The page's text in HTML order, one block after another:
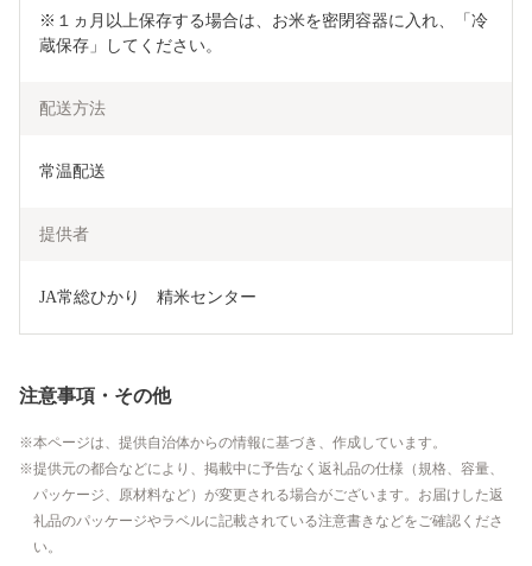
※１ヵ月以上保存する場合は、お米を密閉容器に入れ、「冷
蔵保存」してください。
配送方法
常温配送
提供者
JA常総ひかり　精米センター
注意事項・その他
本ページは、提供自治体からの情報に基づき、作成しています。
提供元の都合などにより、掲載中に予告なく返礼品の仕様（規格、容量、
パッケージ、原材料など）が変更される場合がございます。お届けした返
礼品のパッケージやラベルに記載されている注意書きなどをご確認くださ
い。